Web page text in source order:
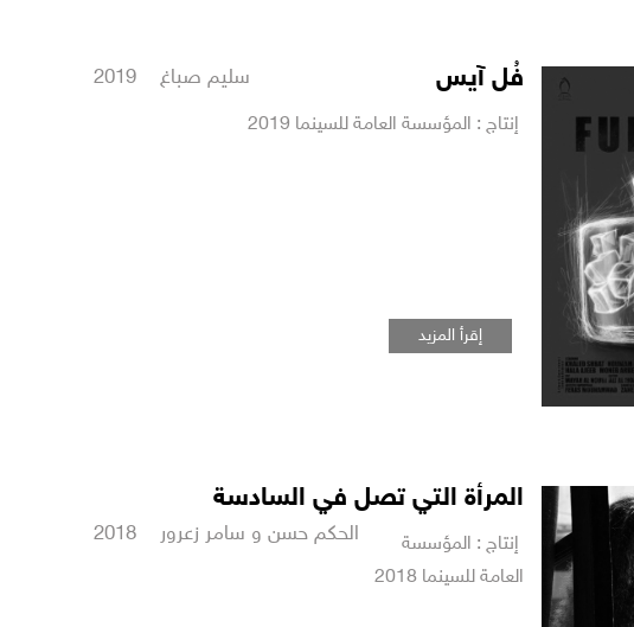
فُل آيس سليم صباغ 2019
إنتاج : المؤسسة العامة للسينما 2019
إقرأ المزيد
المرأة التي تصل في السادسة
الحكم حسن و سامر زعرور 2018
إنتاج : المؤسسة
العامة للسينما 2018